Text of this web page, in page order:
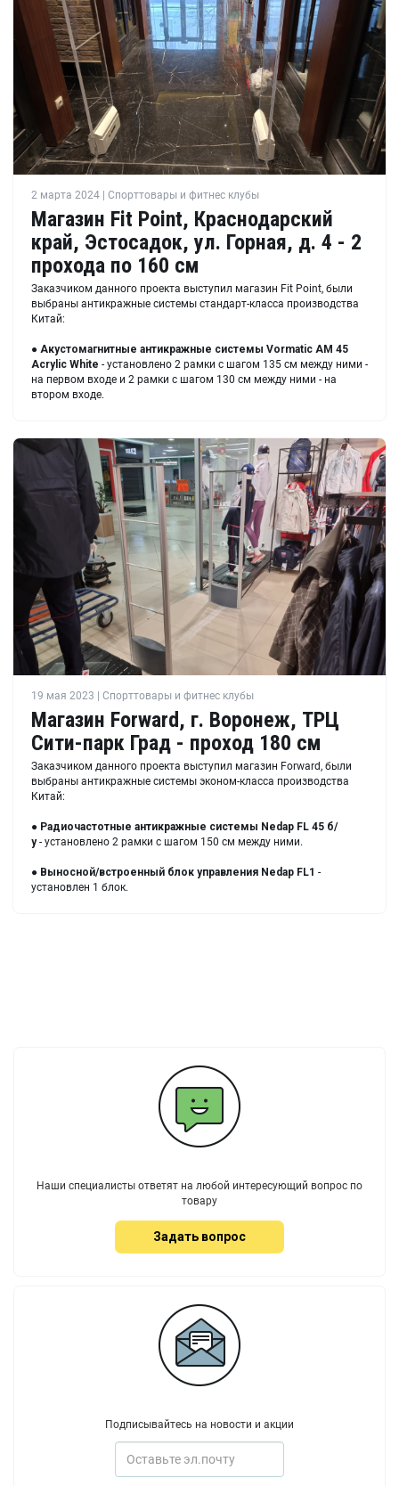
2 марта 2024 | Спорттовары и фитнес клубы
Магазин Fit Point, Краснодарский
край, Эстосадок, ул. Горная, д. 4 - 2
прохода по 160 см
Заказчиком данного проекта выступил магазин Fit Point, были
выбраны антикражные системы стандарт-класса производства
Китай:
● Акустомагнитные антикражные системы Vormatic AM 45
Acrylic White - установлено 2 рамки с шагом 135 см между ними -
на первом входе и 2 рамки с шагом 130 см между ними - на
втором входе.
19 мая 2023 | Спорттовары и фитнес клубы
Магазин Forward, г. Воронеж, ТРЦ
Сити-парк Град - проход 180 см
Заказчиком данного проекта выступил магазин Forward, были
выбраны антикражные системы эконом-класса производства
Китай:
● Радиочастотные антикражные системы Nedap FL 45 б/
у- установлено 2 рамки с шагом 150 см между ними.
● Выносной/встроенный блок управления Nedap FL1 -
установлен 1 блок.
Наши специалисты ответят на любой интересующий вопрос по
товару
Задать вопрос
Подписывайтесь на новости и акции